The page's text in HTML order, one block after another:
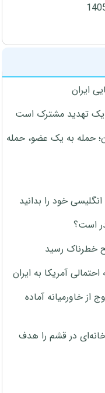
ایران
یک تهدید مشترک است
حمله به یک عضو، حمله
خود را بدانید
خطرناک رسید
آمریکا به ایران
خاورمیانه آماده
پوندی آمریکا خانه‌ای در قشم را هدف